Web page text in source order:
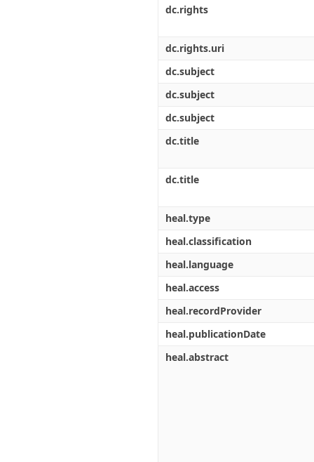
dc.rights
dc.rights.uri
dc.subject
dc.subject
dc.subject
dc.title
dc.title
heal.type
heal.classification
heal.language
heal.access
heal.recordProvider
heal.publicationDate
heal.abstract